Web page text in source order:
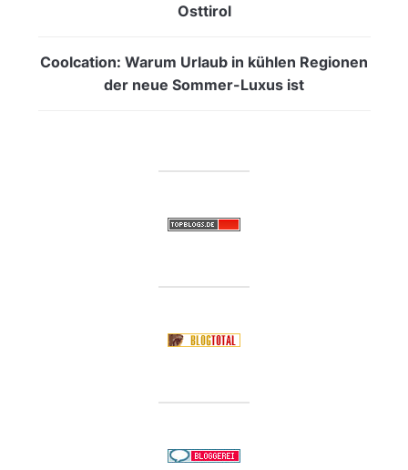
Osttirol
Coolcation: Warum Urlaub in kühlen Regionen
der neue Sommer-Luxus ist